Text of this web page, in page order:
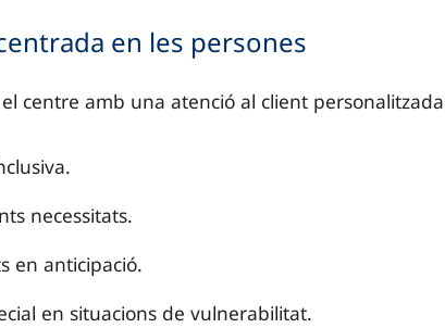
en les persones
centre amb una atenció al client
necessitats.
en anticipació.
en situacions de vulnerabilitat.